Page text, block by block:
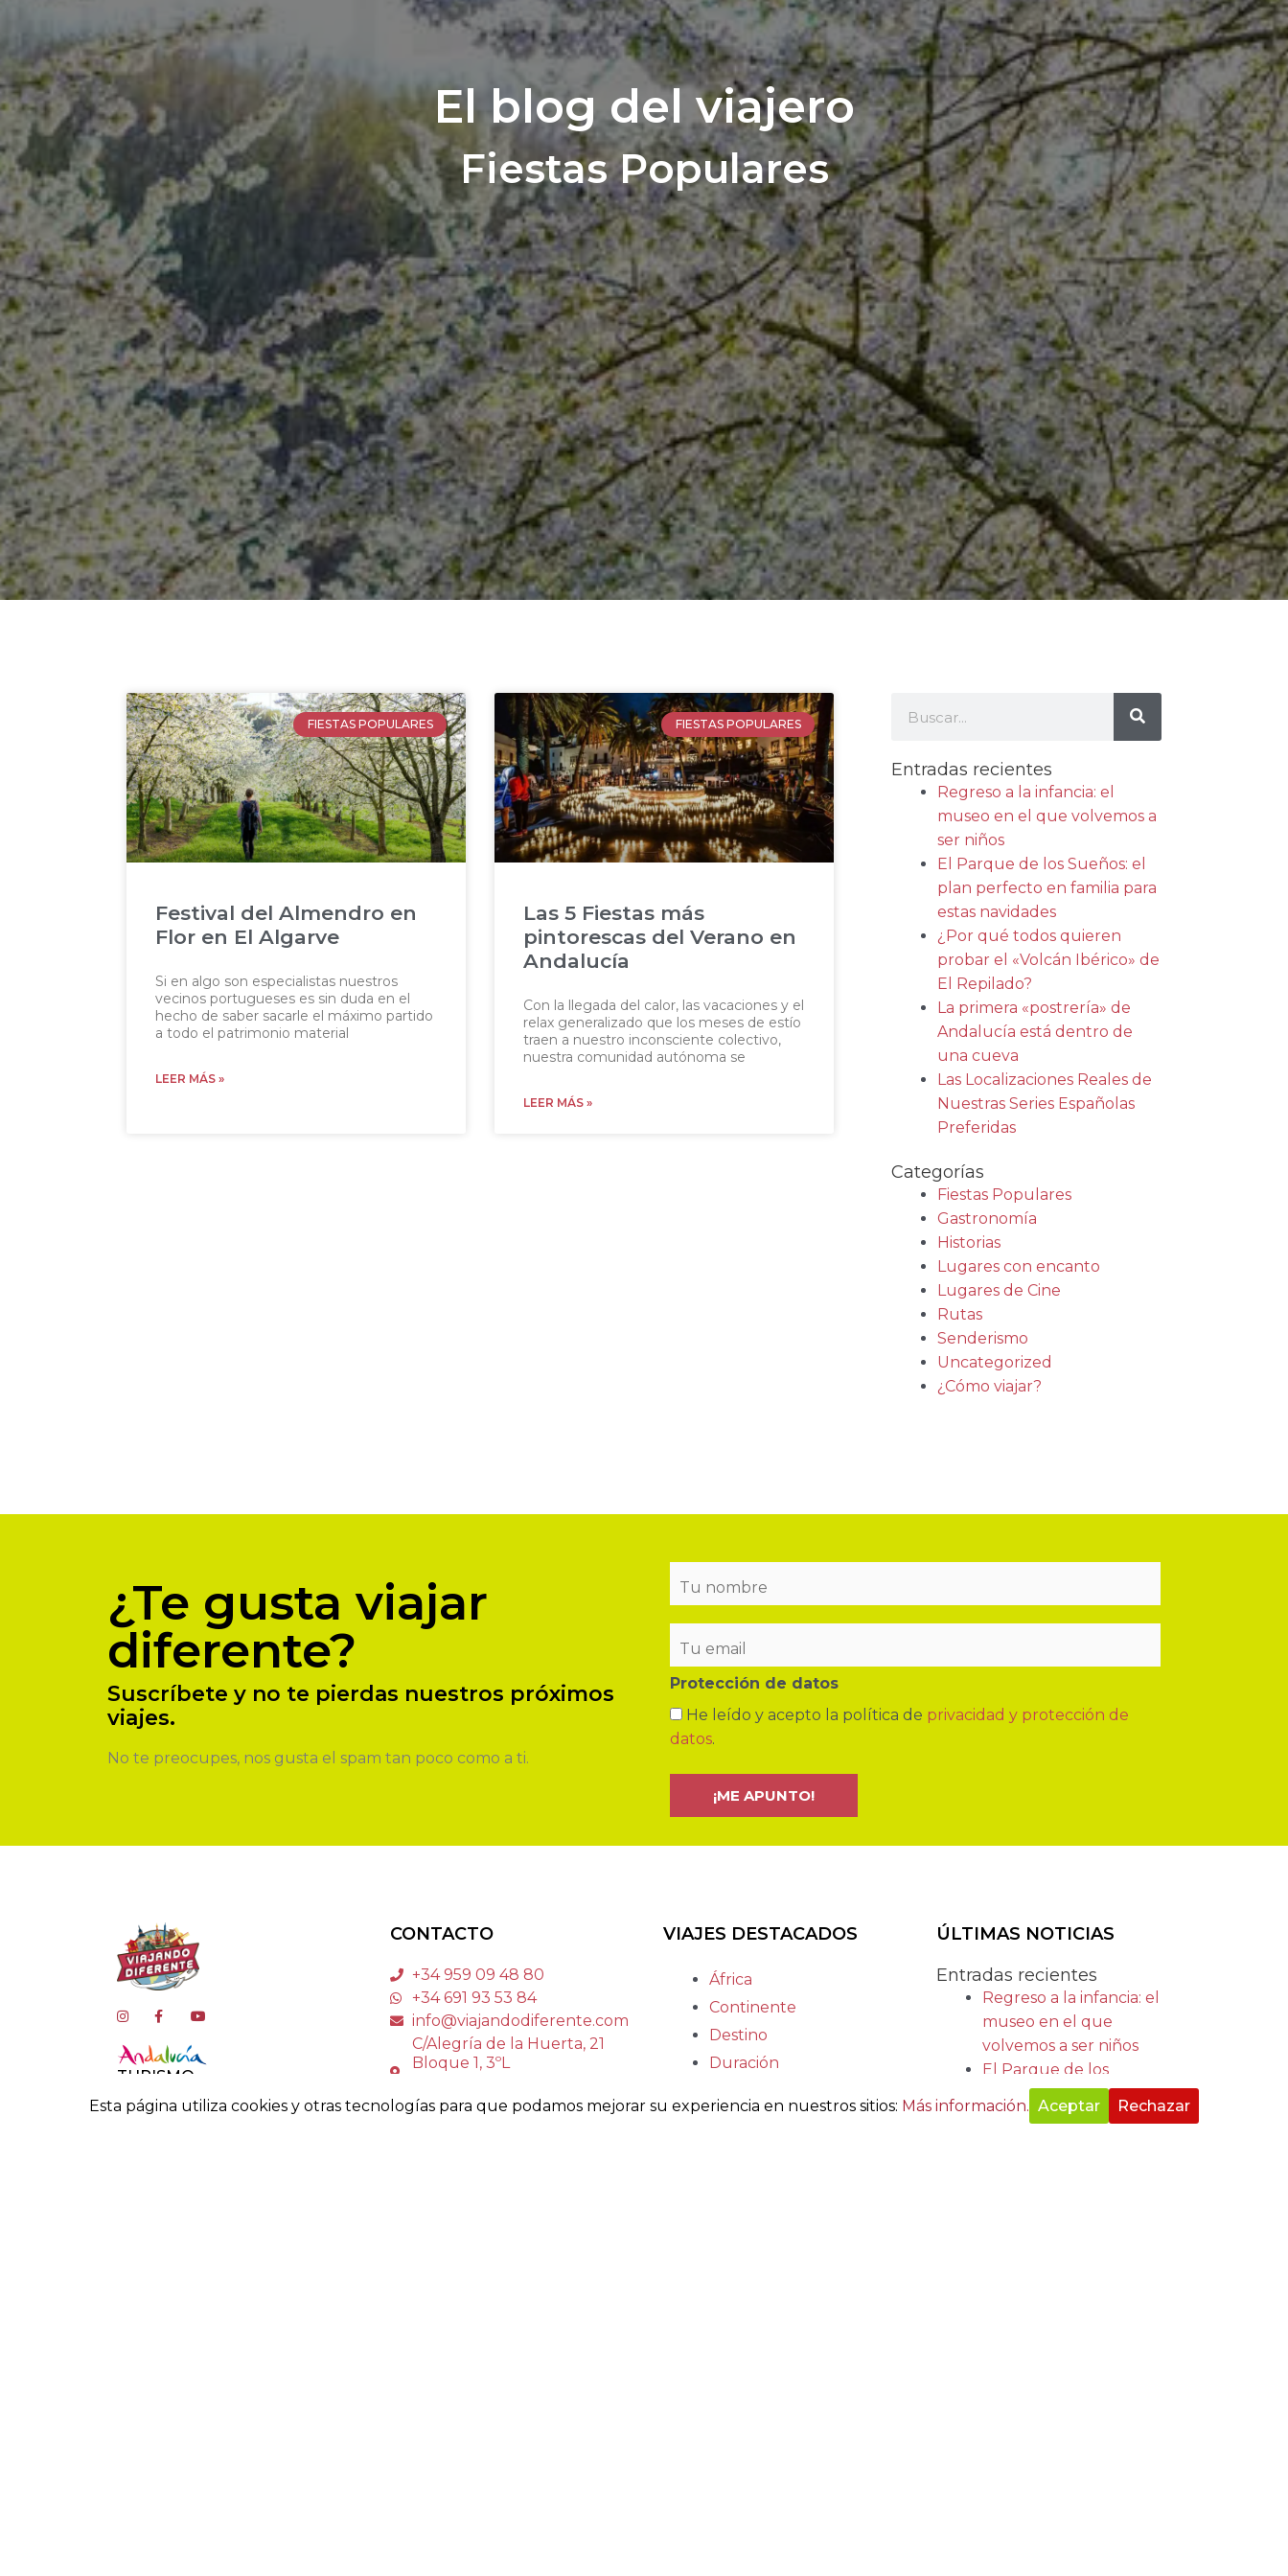
El blog del viajero
Fiestas Populares
FIESTAS POPULARES
Festival del Almendro en
Flor en El Algarve
Si en algo son especialistas nuestros
vecinos portugueses es sin duda en el
hecho de saber sacarle el máximo partido
a todo el patrimonio material
LEER MÁS »
FIESTAS POPULARES
Las 5 Fiestas más
pintorescas del Verano en
Andalucía
Con la llegada del calor, las vacaciones y el
relax generalizado que los meses de estío
traen a nuestro inconsciente colectivo,
nuestra comunidad autónoma se
LEER MÁS »
Buscar
Entradas recientes
Regreso a la infancia: el
museo en el que volvemos a
ser niños
El Parque de los Sueños: el
plan perfecto en familia para
estas navidades
¿Por qué todos quieren
probar el «Volcán Ibérico» de
El Repilado?
La primera «postrería» de
Andalucía está dentro de
una cueva
Las Localizaciones Reales de
Nuestras Series Españolas
Preferidas
Categorías
Fiestas Populares
Gastronomía
Historias
Lugares con encanto
Lugares de Cine
Rutas
Senderismo
Uncategorized
¿Cómo viajar?
¿Te gusta viajar
diferente?
Suscríbete y no te pierdas nuestros próximos
viajes.
No te preocupes, nos gusta el spam tan poco como a ti.
Protección de datos
He leído y acepto la política de privacidad y protección de
datos.
TURISMO
CONTACTO
+34 959 09 48 80
+34 691 93 53 84
info@viajandodiferente.com
C/Alegría de la Huerta, 21
Bloque 1, 3ºL
21700 Huelva
VIAJES DESTACADOS
África
Continente
Destino
Duración
ÚLTIMAS NOTICIAS
Entradas recientes
Regreso a la infancia: el
museo en el que
volvemos a ser niños
El Parque de los
Sueños: el plan perfecto
en familia para estas
Esta página utiliza cookies y otras tecnologías para que podamos mejorar su experiencia en nuestros sitios: Más información. Aceptar Rechazar